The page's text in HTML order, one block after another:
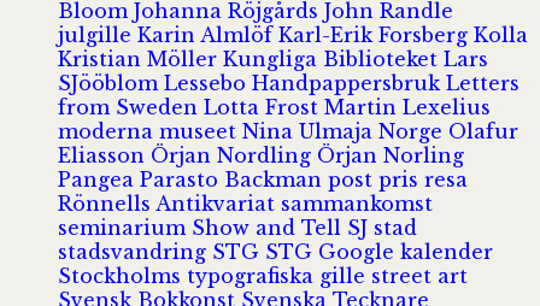
Bloom Johanna Röjgårds John Randle
julgille Karin Almlöf Karl-Erik Forsberg Kolla
Kristian Möller Kungliga Biblioteket Lars
SJööblom Lessebo Handpappersbruk Letters
from Sweden Lotta Frost Martin Lexelius
moderna museet Nina Ulmaja Norge Olafur
Eliasson Örjan Nordling Örjan Norling
Pangea Parasto Backman post pris resa
Rönnells Antikvariat sammankomst
seminarium Show and Tell SJ stad
stadsvandring STG STG Google kalender
Stockholms typografiska gille street art
Svensk Bokkonst Svenska Tecknare